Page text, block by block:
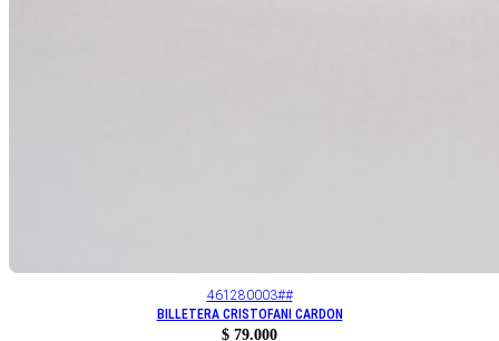
461280003##
BILLETERA CRISTOFANI CARDON
$ 79.000